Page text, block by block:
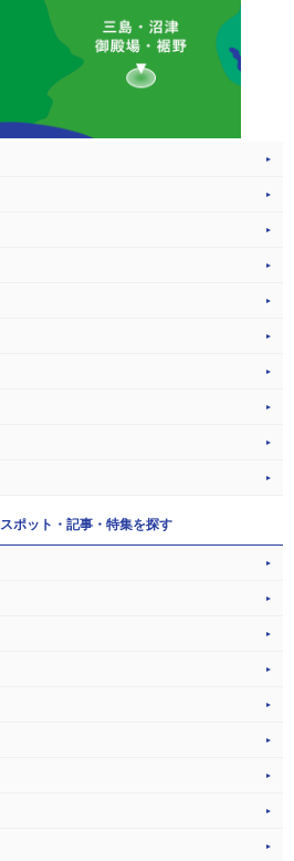
スポット・記事・特集を探す